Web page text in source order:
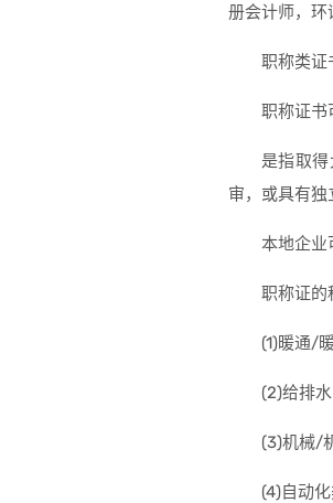
册会计师，环
职称类证
职称证书
是指取
审，或具有独
本地企业
职称证的
(1)暖通/
(2)给排水
(3)机械/
(4)自动